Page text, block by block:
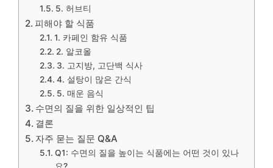
5. 허브티
피해야 할 식품
1. 카페인 함유 식품
2. 알코올
3. 고지방, 고단백 식사
4. 설탕이 많은 간식
5. 매운 음식
수면의 질을 위한 일상적인 팁
결론
자주 묻는 질문 Q&A
Q1: 수면의 질을 높이는 식품에는 어떤 것이 있나
요?